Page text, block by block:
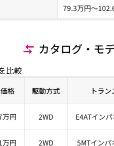
79.3万円〜
カタログ・モ
比較
格 駆動方式 トラ
万円 2WD E4ATイン
万円 2WD 5MTインパ